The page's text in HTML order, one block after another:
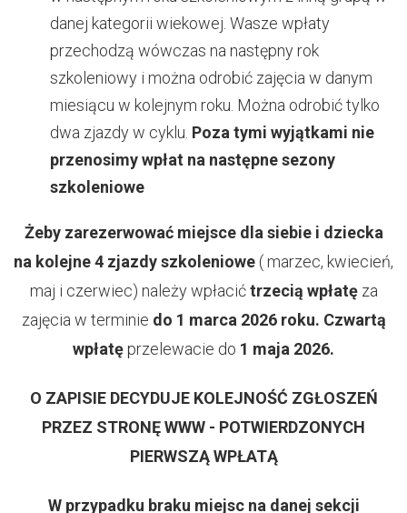
danej kategorii wiekowej. Wasze wpłaty
przechodzą wówczas na następny rok
szkoleniowy i można odrobić zajęcia w danym
miesiącu w kolejnym roku. Można odrobić tylko
dwa zjazdy w cyklu. Poza tymi wyjątkami nie
przenosimy wpłat na następne sezony
szkoleniowe
Żeby zarezerwować miejsce dla siebie i dziecka
na kolejne 4 zjazdy szkoleniowe ( marzec, kwiecień,
maj i czerwiec) należy wpłacićtrzecią wpłatęza
zajęcia w terminie do 1 marca 2026 roku. Czwartą
wpłatę przelewacie do 1 maja 2026.
O ZAPISIE DECYDUJE KOLEJNOŚĆ ZGŁOSZEŃ
PRZEZ STRONĘ WWW - POTWIERDZONYCH
PIERWSZĄ WPŁATĄ
W przypadku braku miejsc na danej sekcji